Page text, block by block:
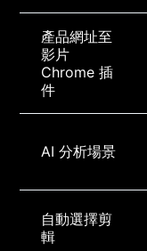
產品網址至
影片
Chrome 插
件
AI 分析場景
自動選擇剪
輯